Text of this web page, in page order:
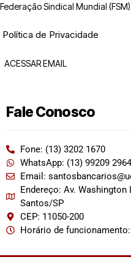
Federação Sindical Mundial
Política de Privacidade
ACESSAR EMAIL
Fale Conosco
Fone: (13) 3202 1670
WhatsApp: (13) 99209 2964
Email:
Endereço: Av. Washington
Santos/SP
CEP: 11050-200
Horário de